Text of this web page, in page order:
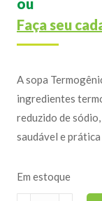
ou
Faça seu
A sopa
ingredientes
reduzido de
saudável e
Em estoque